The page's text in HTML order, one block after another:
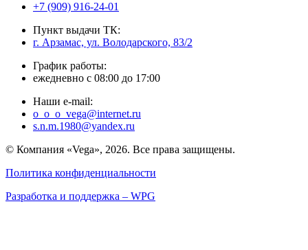
+7 (909) 916-24-01
Пункт выдачи ТК:
г. Арзамас, ул. Володарского, 83/2
График работы:
ежедневно с 08:00 до 17:00
Наши e-mail:
o_o_o_vega@internet.ru
s.n.m.1980@yandex.ru
© Компания «Vega», 2026. Все права защищены.
Политика конфиденциальности
Разработка и поддержка – WPG